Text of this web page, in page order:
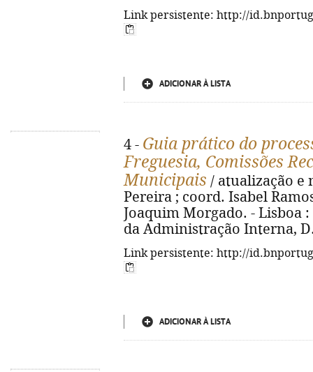
Link persistente: http://
ADICIONAR À LISTA
4 - Guia prático do
Freguesia, Comissões
Municipais / atualização e
Pereira ; coord. Isabel
Joaquim Morgado. - Lisboa
da Administração Interna,
Link persistente: http://
ADICIONAR À LISTA